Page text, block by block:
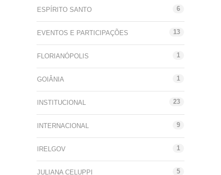
ESPÍRITO SANTO 6
EVENTOS E PARTICIPAÇÕES 13
FLORIANÓPOLIS 1
GOIÂNIA 1
INSTITUCIONAL 23
INTERNACIONAL 9
IRELGOV 1
JULIANA CELUPPI 5